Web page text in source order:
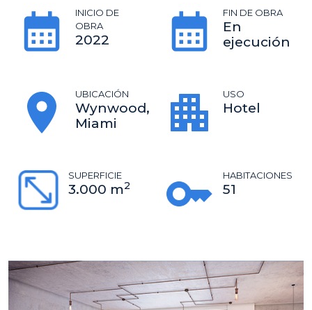
INICIO DE
OBRA
2022
FIN DE OBRA
En
ejecución
UBICACIÓN
Wynwood,
Miami
USO
Hotel
SUPERFICIE
3.000 m2
HABITACIONES
51